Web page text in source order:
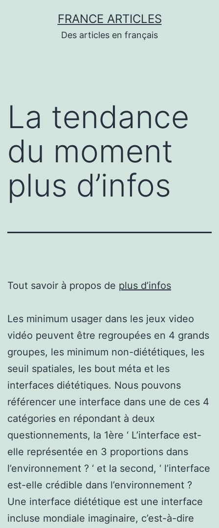
FRANCE ARTICLES
Des articles en français
La tendance
du moment
plus d’infos
Tout savoir à propos de plus d’infos
Les minimum usager dans les jeux video
vidéo peuvent être regroupées en 4 grands
groupes, les minimum non-diététiques, les
seuil spatiales, les bout méta et les
interfaces diététiques. Nous pouvons
référencer une interface dans une de ces 4
catégories en répondant à deux
questionnements, la 1ère ‘ L’interface est-
elle représentée en 3 proportions dans
l’environnement ? ‘ et la second, ‘ l’interface
est-elle crédible dans l’environnement ?
Une interface diététique est une interface
incluse mondiale imaginaire, c’est-à-dire